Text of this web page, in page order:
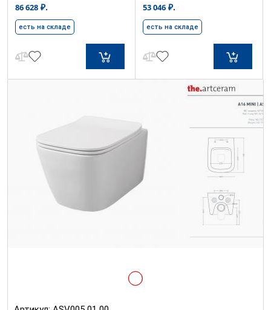
86 628 ₽.
есть на складе
53 046 ₽.
есть на складе